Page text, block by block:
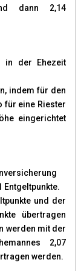
dann 2,14
in der Ehezeit
indem für den
für eine Riester
eingerichtet
Entgeltpunkte.
und der
übertragen
werden mit der
2,07
werden.